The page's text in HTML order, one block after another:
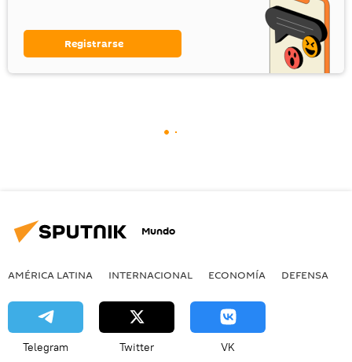
Registrarse
Mundo
AMÉRICA LATINA INTERNACIONAL ECONOMÍA DEFENSA
Telegram Twitter VK